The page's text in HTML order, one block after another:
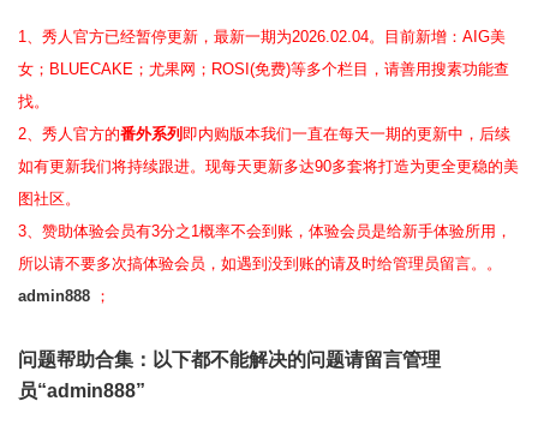
1、秀人官方已经暂停更新，最新一期为2026.02.04。目前新增：AIG美
女；BLUECAKE；尤果网；ROSI(免费)等多个栏目，请善用搜素功能查
找。
2、 秀人官方的番外系列 即内购版本我们一直在每天一期的更新中，后续
如有更新我们将持续跟进。现每天更新多达90多套将打造为更全更稳的美
图社区。
3、赞助体验会员有3分之1概率不会到账，体验会员是给新手体验所用，
所以请不要多次搞体验会员，如遇到没到账的请及时给管理员留言。。
admin888 ；
问题帮助合集 ：以下都不能解决的问题请留言管理
员“admin888”